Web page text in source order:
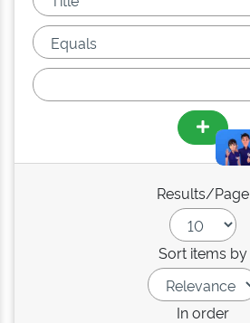
Results/Page
Sort items by
In order